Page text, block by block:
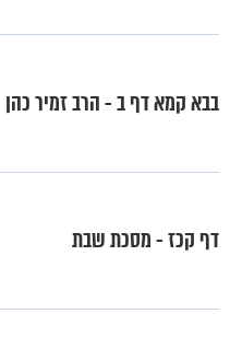
בבא קמא דף ב - הרב זמיר כהן
דף קכז - מסכת שבת